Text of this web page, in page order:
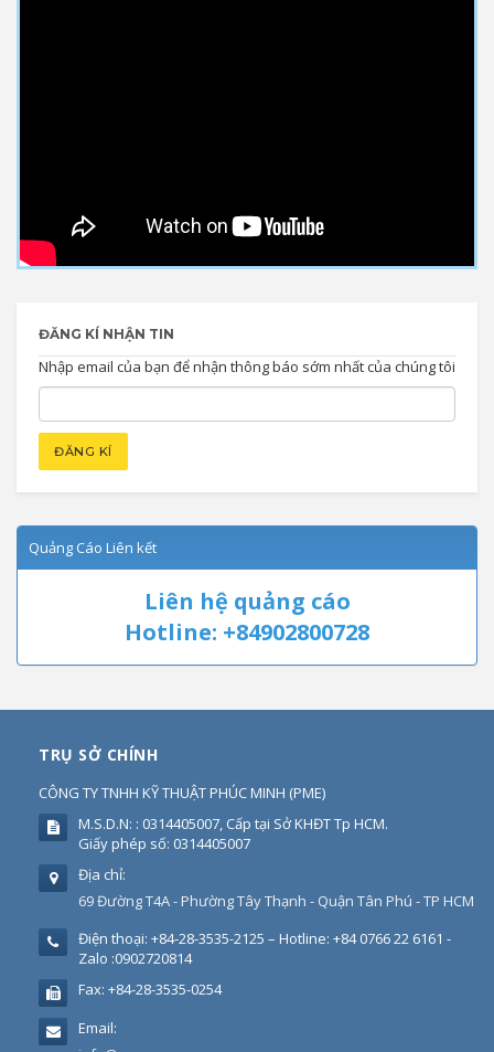
ĐĂNG KÍ NHẬN TIN
Nhập email của bạn để nhận thông báo sớm nhất của chúng tôi
Quảng Cáo Liên kết
Liên hệ quảng cáo
Hotline: +84902800728
TRỤ SỞ CHÍNH
CÔNG TY TNHH KỸ THUẬT PHÚC MINH (PME)
M.S.D.N: : 0314405007, Cấp tại Sở KHĐT Tp HCM.
Giấy phép số: 0314405007
Địa chỉ:
69 Đường T4A - Phường Tây Thạnh - Quận Tân Phú - TP HCM
Điện thoại: +84-28-3535-2125 – Hotline: +84 0766 22 6161 -
Zalo :0902720814
Fax: +84-28-3535-0254
Email: